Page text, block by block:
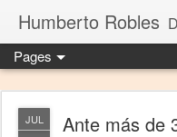
Humberto Robles
Pages
JUL
Ante más de